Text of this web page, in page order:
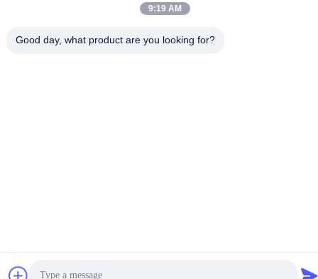
Κίνα Καλή ποιότητα Μονωτής δόνησης σχοινιών καλωδίων
9:19 AM
Good day, what product are you looking for?